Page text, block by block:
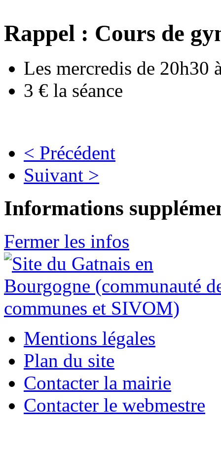
Rappel : Cours de
Les mercredis de 20h30
3 € la séance
< Précédent
Suivant >
Informations
Fermer les infos
Mentions légales
Plan du site
Contacter la mairie
Contacter le webmestre